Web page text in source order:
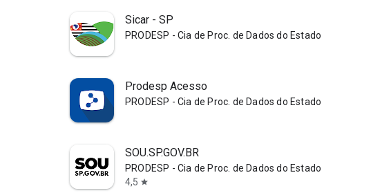
Sicar - SP
PRODESP - Cia de Proc. de Dados do Estado de SP
Prodesp Acesso
PRODESP - Cia de Proc. de Dados do Estado de SP
SOU.SP.GOV.BR
PRODESP - Cia de Proc. de Dados do Estado de SP
4,5 star